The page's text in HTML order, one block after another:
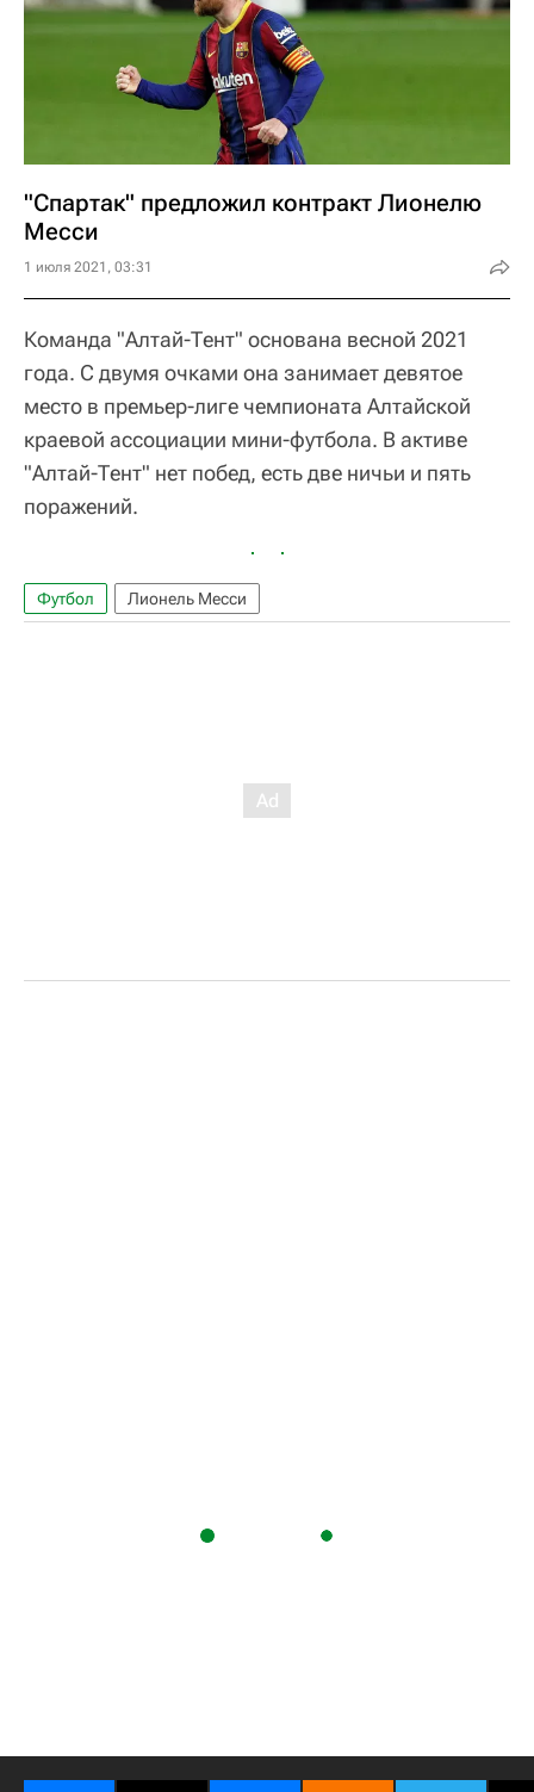
"Спартак" предложил контракт Лионелю
Месси
1 июля 2021, 03:31
Команда "Алтай-Тент" основана весной 2021
года. С двумя очками она занимает девятое
место в премьер-лиге чемпионата Алтайской
краевой ассоциации мини-футбола. В активе
"Алтай-Тент" нет побед, есть две ничьи и пять
поражений.
Футбол Лионель Месси